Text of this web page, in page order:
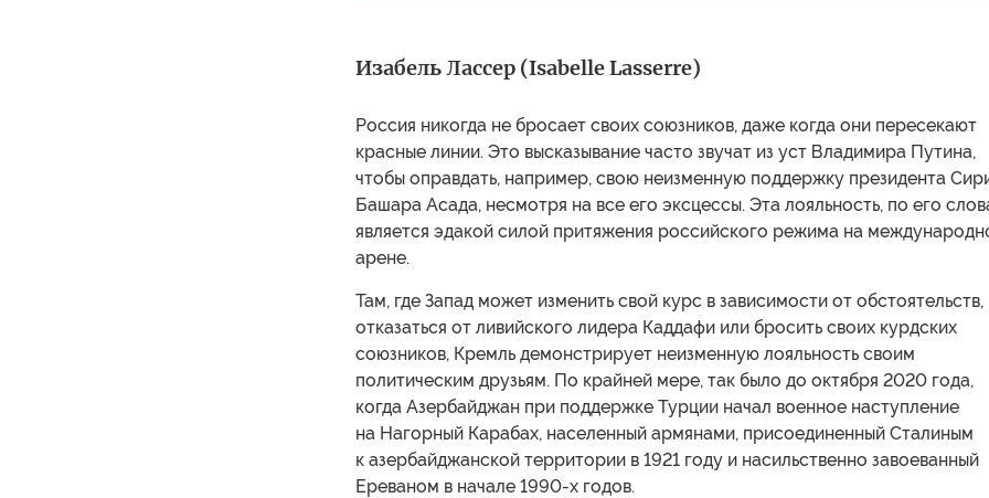
Изабель Лассер (Isabelle Lasserre)
Россия никогда не бросает своих союзников, даже когда они пересекают
красные линии. Это высказывание часто звучат из уст Владимира Путина,
чтобы оправдать, например, свою неизменную поддержку президента
Башара Асада, несмотря на все его эксцессы. Эта лояльность, по его
является эдакой силой притяжения российского режима на
арене.
Там, где Запад может изменить свой курс в зависимости от обстоятельств,
отказаться от ливийского лидера Каддафи или бросить своих курдских
союзников, Кремль демонстрирует неизменную лояльность своим
политическим друзьям. По крайней мере, так было до октября 2020 года,
когда Азербайджан при поддержке Турции начал военное наступление
на Нагорный Карабах, населенный армянами, присоединенный Сталиным
к азербайджанской территории в 1921 году и насильственно завоеванный
Ереваном в начале 1990-х годов.